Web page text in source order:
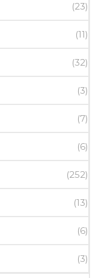
(23)
(11)
(32)
(3)
(7)
(6)
(252)
(13)
(6)
(3)